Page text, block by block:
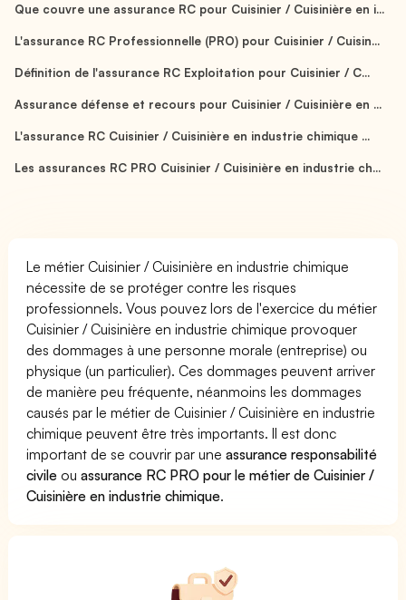
Que couvre une assurance RC pour Cuisinier / Cuisinière en i...
L'assurance RC Professionnelle (PRO) pour Cuisinier / Cuisin...
Définition de l'assurance RC Exploitation pour Cuisinier / C...
Assurance défense et recours pour Cuisinier / Cuisinière en ...
L'assurance RC Cuisinier / Cuisinière en industrie chimique ...
Les assurances RC PRO Cuisinier / Cuisinière en industrie ch...
Le métier Cuisinier / Cuisinière en industrie chimique
nécessite de se protéger contre les risques
professionnels. Vous pouvez lors de l'exercice du métier
Cuisinier / Cuisinière en industrie chimique provoquer
des dommages à une personne morale (entreprise) ou
physique (un particulier). Ces dommages peuvent arriver
de manière peu fréquente, néanmoins les dommages
causés par le métier de Cuisinier / Cuisinière en industrie
chimique peuvent être très importants. Il est donc
important de se couvrir par uneassurance responsabilité
civile ouassurance RC PRO pour le métier de Cuisinier /
Cuisinière en industrie chimique.